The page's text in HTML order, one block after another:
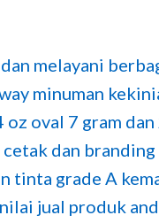
melayani
minuman
oz oval 7 gram
cetak dan
tinta grade A
jual produk